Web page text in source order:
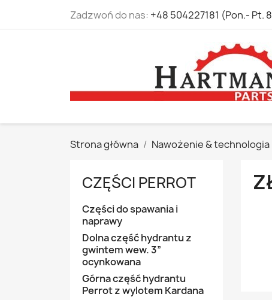
Zadzwoń do nas: +48 504227181 (Pon.- Pt.
Strona główna Nawożenie &
CZĘŚCI PERROT
Części do spawania i
naprawy
Dolna część hydrantu z
gwintem wew. 3”
ocynkowana
Górna część hydrantu
Perrot z wylotem Kardana